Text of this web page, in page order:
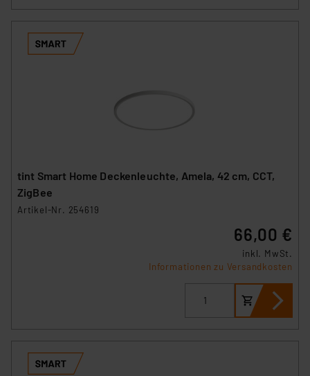
tint Smart Home Deckenleuchte, Amela, 42 cm, CCT,
ZigBee
Artikel-Nr. 254619
66,00 €
inkl. MwSt.
Informationen zu Versandkosten